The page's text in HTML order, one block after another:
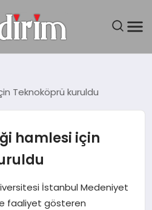
Teknoköprü kuruldu
hamlesi için
İstanbul Medeniyet
faaliyet gösteren